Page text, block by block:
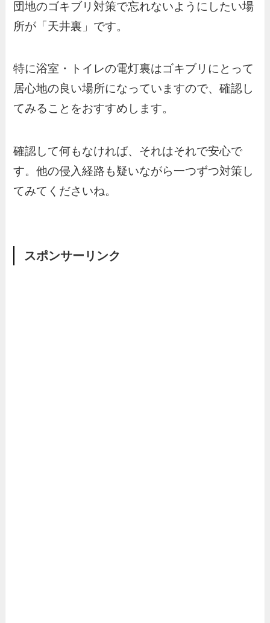
団地のゴキブリ対策で忘れないようにしたい場
所が「天井裏」です。
特に浴室・トイレの電灯裏はゴキブリにとって
居心地の良い場所になっていますので、確認し
てみることをおすすめします。
確認して何もなければ、それはそれで安心で
す。他の侵入経路も疑いながら一つずつ対策し
てみてくださいね。
スポンサーリンク